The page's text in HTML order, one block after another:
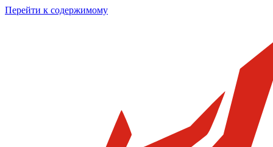
Перейти к содержимому